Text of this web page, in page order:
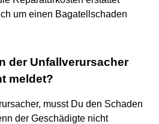
um einen Bagatellschaden
der Unfallverursacher
meldet?
musst Du den Schaden
der Geschädigte nicht